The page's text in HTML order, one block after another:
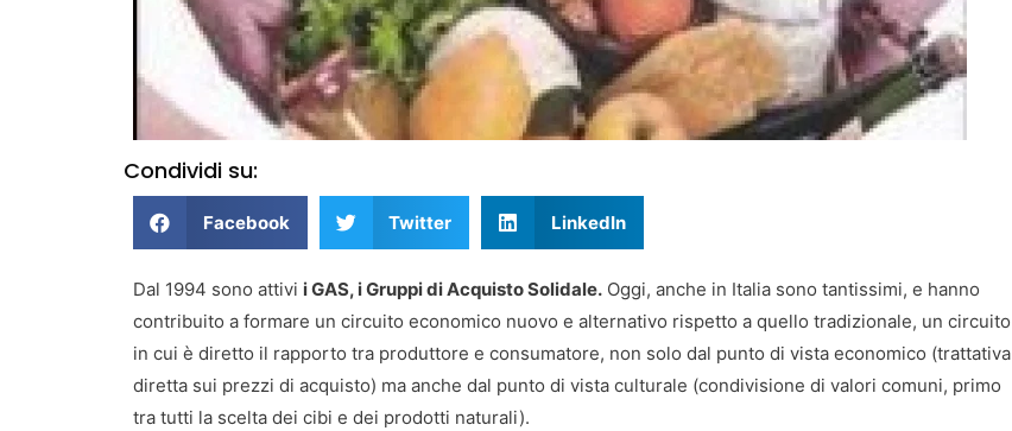
Condividi su:
Facebook Twitter LinkedIn
Dal 1994 sono attivi i GAS, i Gruppi di Acquisto Solidale. Oggi, anche in Italia sono tantissimi, e hanno
contribuito a formare un circuito economico nuovo e alternativo rispetto a quello tradizionale, un circuito
in cui è diretto il rapporto tra produttore e consumatore, non solo dal punto di vista economico (trattativa
diretta sui prezzi di acquisto) ma anche dal punto di vista culturale (condivisione di valori comuni, primo
tra tutti la scelta dei cibi e dei prodotti naturali).